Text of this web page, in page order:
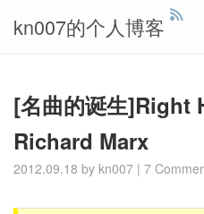
kn007的个人博客
[名曲的诞生]Right
Richard Marx
2012.09.18 by kn007 | 7